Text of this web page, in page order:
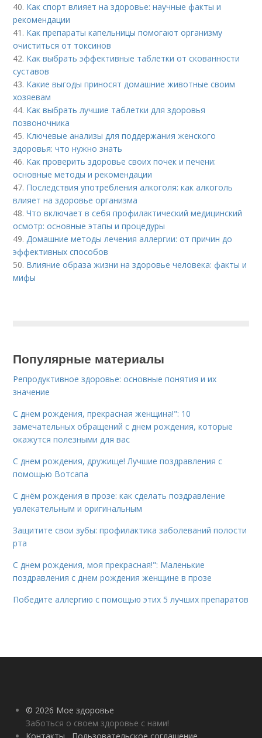
40. Как спорт влияет на здоровье: научные факты и
рекомендации
41. Как препараты капельницы помогают организму
очиститься от токсинов
42. Как выбрать эффективные таблетки от скованности
суставов
43. Какие выгоды приносят домашние животные своим
хозяевам
44. Как выбрать лучшие таблетки для здоровья
позвоночника
45. Ключевые анализы для поддержания женского
здоровья: что нужно знать
46. Как проверить здоровье своих почек и печени:
основные методы и рекомендации
47. Последствия употребления алкоголя: как алкоголь
влияет на здоровье организма
48.Что включает в себя профилактический медицинский
осмотр: основные этапы и процедуры
49. Домашние методы лечения аллергии: от причин до
эффективных способов
50. Влияние образа жизни на здоровье человека: факты и
мифы
Популярные материалы
Репродуктивное здоровье: основные понятия и их
значение
С днем рождения, прекрасная женщина!": 10
замечательных обращений с днем рождения, которые
окажутся полезными для вас
С днем рождения, дружище! Лучшие поздравления с
помощью Вотсапа
С днём рождения в прозе: как сделать поздравление
увлекательным и оригинальным
Защитите свои зубы: профилактика заболеваний полости
рта
С днем рождения, моя прекрасная!": Маленькие
поздравления с днем рождения женщине в прозе
Победите аллергию с помощью этих 5 лучших препаратов
© 2026 Мое здоровье
Заботься о своем здоровье с нами!
Контакты
Пользовательское соглашение